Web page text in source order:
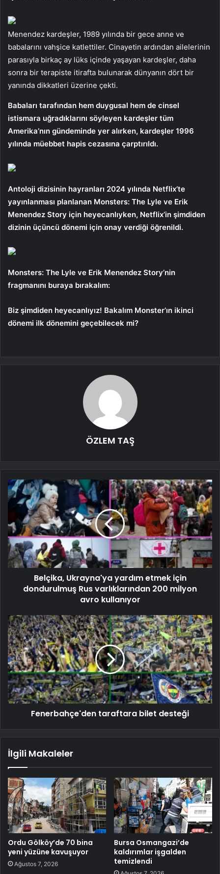
Menendez kardeşler, 1989 yılında bir gece anne ve
babalarını vahşice katlettiler. Cinayetin ardından ailelerinin
parasıyla birkaç ay lüks içinde yaşayan kardeşler, daha
sonra bir terapiste itirafta bulunarak dünyanın dört bir
yanında dikkatleri üzerine çekti.
Babaları tarafından hem duygusal hem de cinsel
istismara uğradıklarını söyleyen kardeşler tüm
Amerika’nın gündeminde yer alırken, kardeşler 1996
yılında müebbet hapis cezasına çarptırıldı.
Antoloji dizisinin hayranları 2024 yılında Netflix’te
yayınlanması planlanan Monsters: The Lyle ve Erik
Menendez Story için heyecanlıyken, Netflix’in şimdiden
dizinin üçüncü dönemi için onay verdiği öğrenildi.
Monsters: The Lyle ve Erik Menendez Story’nin
fragmanını buraya bırakalım:
Biz şimdiden heyecanlıyız! Bakalım Monster’ın ikinci
dönemi ilk dönemini geçebilecek mi?
ÖZLEM TAŞ
Belçika, Ukrayna'ya yardım etmek için
dondurulmuş Rus varlıklarından 200 milyon
avro kullanıyor
Fenerbahçe'den taraftara bilet desteği
İlgili Makaleler
Ordu Gölköy’de 70 bina
yeni yüzüne kavuşuyor
Ağustos 7, 2026
Bursa Osmangazi’de
kaldırımlar işgalden
temizlendi